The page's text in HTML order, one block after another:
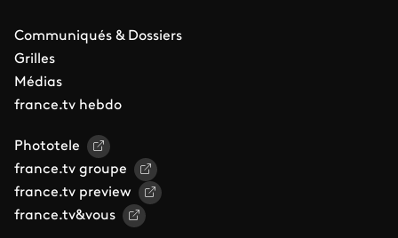
Communiqués & Dossiers
Grilles
Médias
france.tv hebdo
Phototele
france.tv groupe
france.tv preview
france.tv&vous